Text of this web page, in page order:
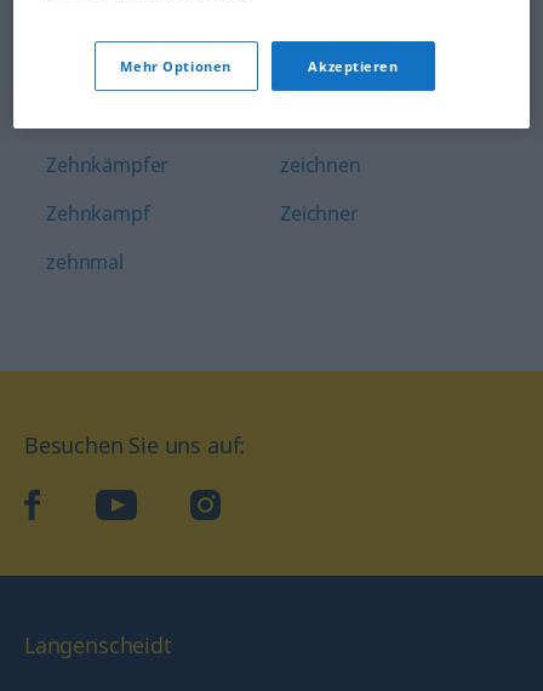
zehnjährig
Zehnkämpfer
Zehnkampf
zehnmal
Zeichentrickfilm
zeichnen
Zeichner
Besuchen Sie uns auf:
facebookYouTube Instagram
Langenscheidt
Mehr Optionen Akzeptieren